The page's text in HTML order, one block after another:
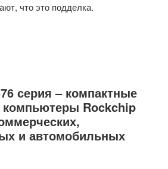
что это подделка.
серия – компактные
Rockchip
и автомобильных